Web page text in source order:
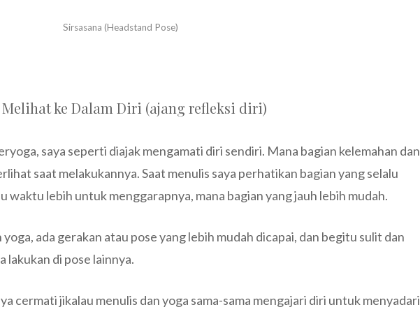
Sirsasana (Headstand Pose)
ke Dalam Diri (ajang refleksi diri)
saya seperti diajak mengamati diri sendiri. Mana bagian kelemahan dan
saat melakukannya. Saat menulis saya perhatikan bagian yang selalu
waktu lebih untuk menggarapnya, mana bagian yang jauh lebih mudah.
ada gerakan atau pose yang lebih mudah dicapai, dan begitu sulit dan
lakukan di pose lainnya.
cermati jikalau menulis dan yoga sama-sama mengajari diri untuk menyadari